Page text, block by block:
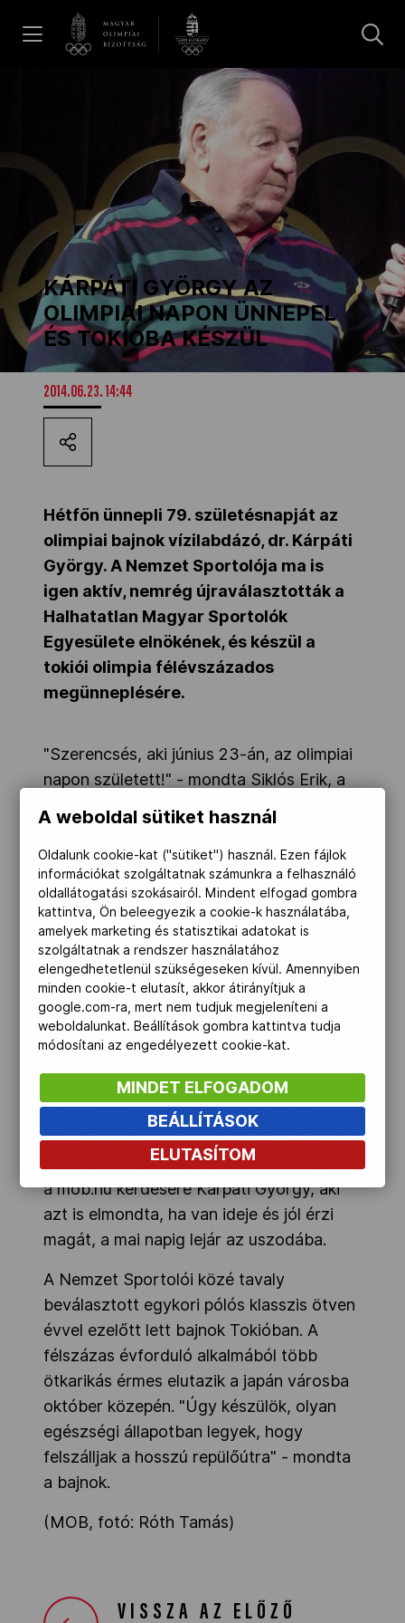
Galéria
Dakar 2026
Los Angeles 2028
MOB
Kettőskarrier-program
NOB
Társszervezetek
OVEP
Adatbank
KÁRPÁTI GYÖRGY AZ
OLIMPIAI NAPON ÜNNEPEL
ÉS TOKIÓBA KÉSZÜL
2014.06.23. 14:44
Hétfőn ünnepli 79. születésnapját az
olimpiai bajnok vízilabdázó, dr. Kárpáti
György. A Nemzet Sportolója ma is
igen aktív, nemrég újraválasztották a
Halhatatlan Magyar Sportolók
Egyesülete elnökének, és készül a
tokiói olimpia félévszázados
megünneplésére.
"Szerencsés, aki június 23-án, az olimpiai
napon született!" - mondta Siklós Erik, a
MOB marketing és kommunikációs
rendezett olimpianapi ünnepségen,
Kárpáti Györgyhöz fordulva.
A háromszoros olimpiai bajnok 1935.
június 23-án született. A 162-szeres
válogatott játékos megannyi nemzetközi
sikere mellett Helsinkiben, Melbourne-ben
és Tokióban ért csapatával az olimpiai
csúcsra.
"Az olimpia "mindent" jelent számomra, a
családomon kívül. Összesen tizenegy
olimpián vettem részt, hol játékosként, hol
edzőként, hol vezetőként" - fogalmazott
a mob.hu kérdésére Kárpáti György, aki
azt is elmondta, ha van ideje és jól érzi
magát, a mai napig lejár az uszodába.
A Nemzet Sportolói közé tavaly
beválasztott egykori pólós klasszis ötven
évvel ezelőtt lett bajnok Tokióban. A
félszázas évforduló alkalmából több
ötkarikás érmes elutazik a japán városba
október közepén. "Úgy készülök, olyan
egészségi állapotban legyek, hogy
felszálljak a hosszú repülőútra" - mondta
a bajnok.
(MOB, fotó: Róth Tamás)
VISSZA AZ ELŐZŐ
A weboldal sütiket használ
Oldalunk cookie-kat ("sütiket") használ. Ezen fájlok
információkat szolgáltatnak számunkra a felhasználó
oldallátogatási szokásairól. Mindent elfogad gombra
kattintva, Ön beleegyezik a cookie-k használatába,
amelyek marketing és statisztikai adatokat is
szolgáltatnak a rendszer használatához
elengedhetetlenül szükségeseken kívül. Amennyiben
minden cookie-t elutasít, akkor átirányítjuk a
google.com-ra, mert nem tudjuk megjeleníteni a
weboldalunkat. Beállítások gombra kattintva tudja
módosítani az engedélyezett cookie-kat.
MINDET ELFOGADOM
BEÁLLÍTÁSOK
ELUTASÍTOM